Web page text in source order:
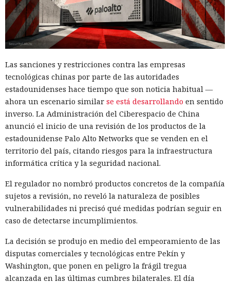
Las sanciones y restricciones contra las empresas
tecnológicas chinas por parte de las autoridades
estadounidenses hace tiempo que son noticia habitual —
ahora un escenario similar se está desarrollando en sentido
inverso. La Administración del Ciberespacio de China
anunció el inicio de una revisión de los productos de la
estadounidense Palo Alto Networks que se venden en el
territorio del país, citando riesgos para la infraestructura
informática crítica y la seguridad nacional.
El regulador no nombró productos concretos de la compañía
sujetos a revisión, no reveló la naturaleza de posibles
vulnerabilidades ni precisó qué medidas podrían seguir en
caso de detectarse incumplimientos.
La decisión se produjo en medio del empeoramiento de las
disputas comerciales y tecnológicas entre Pekín y
Washington, que ponen en peligro la frágil tregua
alcanzada en las últimas cumbres bilaterales. El día